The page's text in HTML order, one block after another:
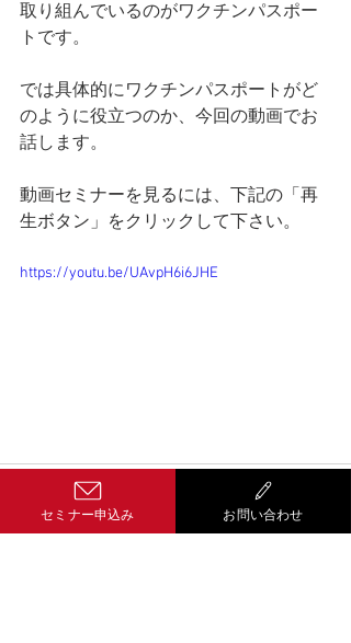
取り組んでいるのがワクチンパスポー
トです。
では具体的にワクチンパスポートがど
のように役立つのか、今回の動画でお
話します。
動画セミナーを見るには、下記の「再
生ボタン」をクリックして下さい。
https://youtu.be/UAvpH6i6JHE
セミナー申込み お問い合わせ